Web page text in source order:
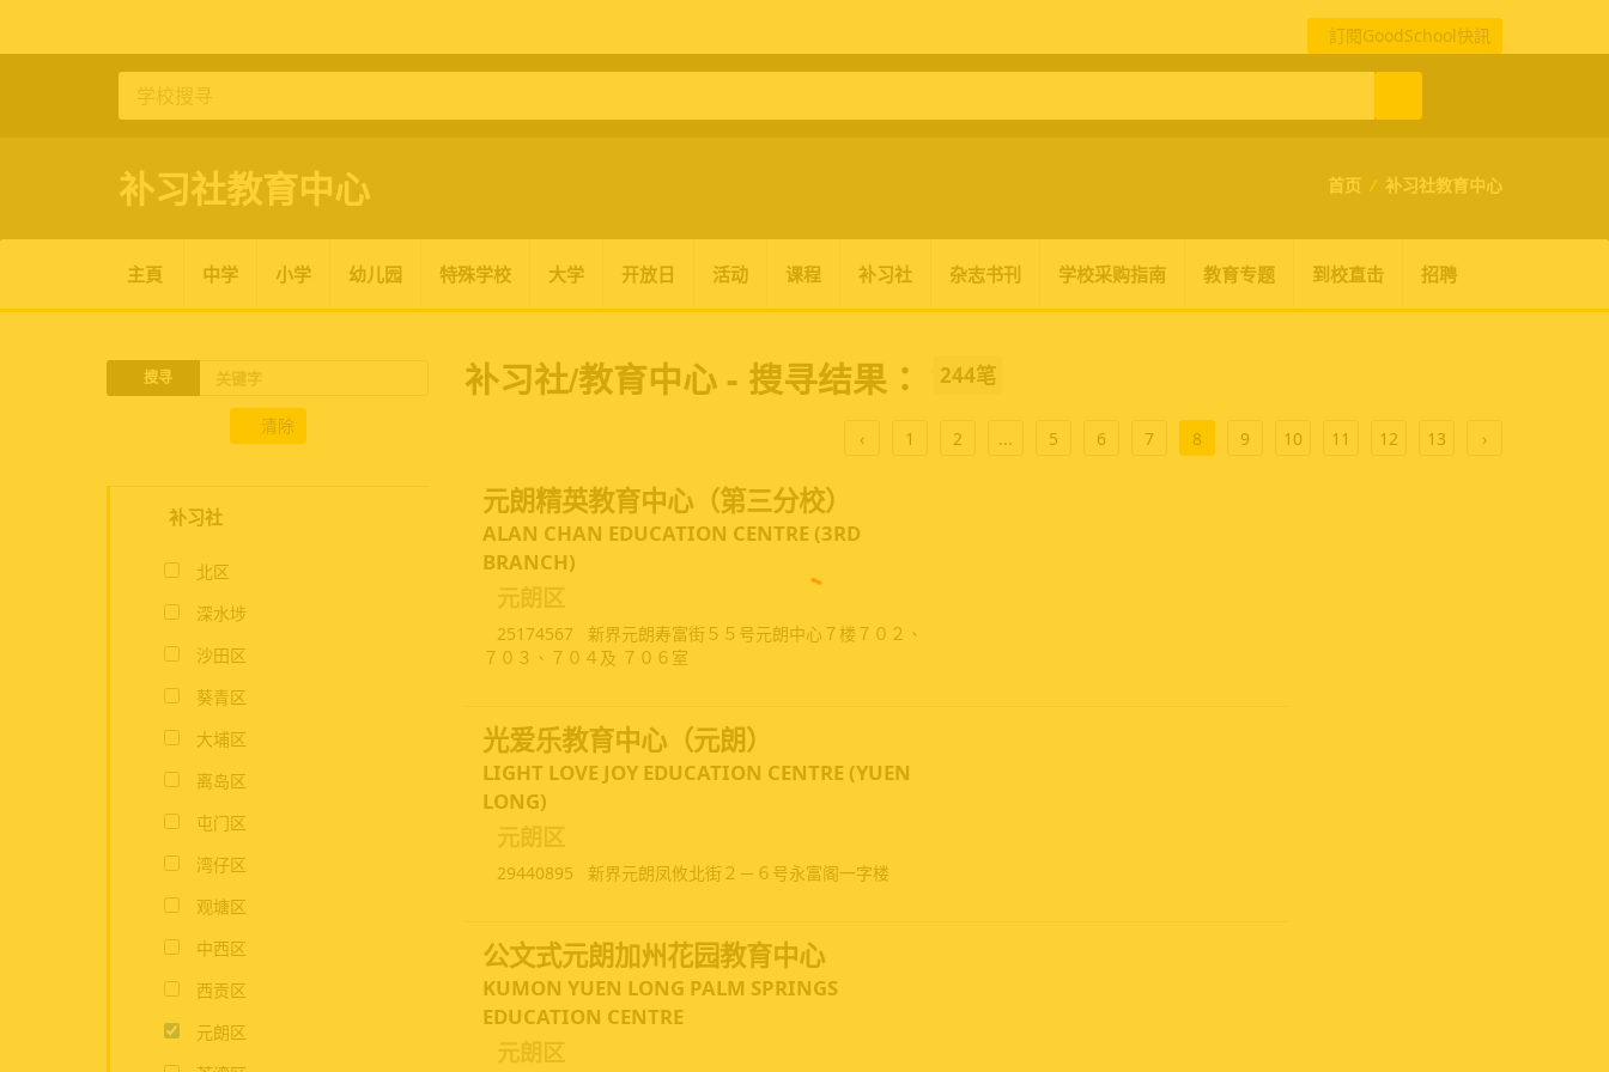
訂閱GoodSchool快訊
补习社教育中心 首页 / 补习社教育中心
主頁 中学 小学 幼儿园 特殊学校 大学 开放日 活动 课程 补习社 杂志书刊 学校采购指南 教育专题 到校直击 招聘
补习社/教育中心 - 搜寻结果： 244笔
‹ 1 2 ... 5 6 7 8 9 10 11 12 13 ›
元朗精英教育中心（第三分校）
ALAN CHAN EDUCATION CENTRE (3RD
BRANCH)
25174567
新界元朗寿富街５５号元朗中心７楼７０２、
７０３、７０４及 ７０６室
光爱乐教育中心（元朗）
LIGHT LOVE JOY EDUCATION CENTRE (YUEN
LONG)
29440895 新界元朗凤攸北街２－６号永富阁一字楼
公文式元朗加州花园教育中心
KUMON YUEN LONG PALM SPRINGS
EDUCATION CENTRE
搜寻
清除
补习社
北区
深水埗
沙田区
葵青区
大埔区
离岛区
屯门区
湾仔区
观塘区
中西区
西贡区
元朗区